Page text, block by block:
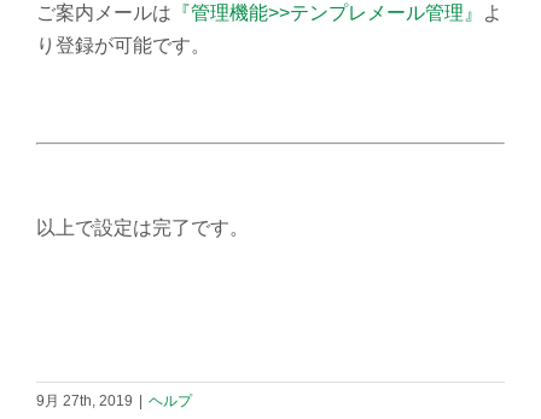
ご案内メールは 『管理機能>>テンプレメール管理』
よ
り登録が可能です。
以上で設定は完了です。
9月 27th, 2019 | ヘルプ